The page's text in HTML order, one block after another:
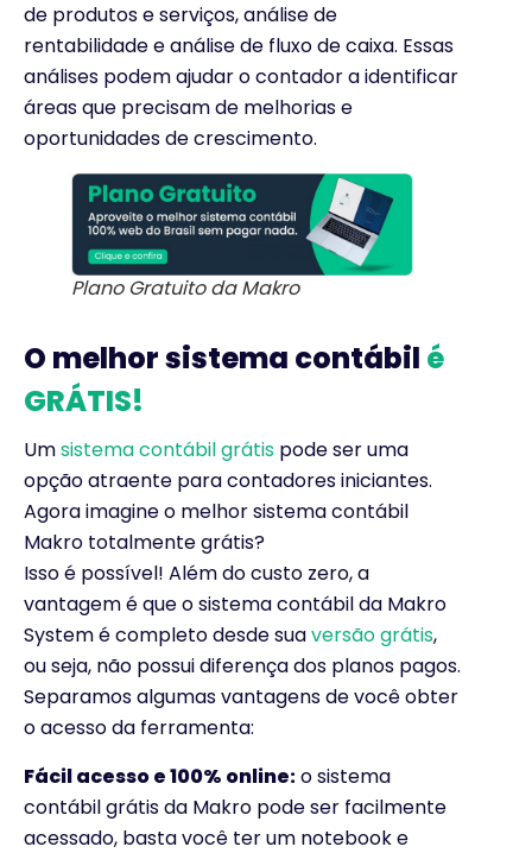
de produtos e serviços, análise de
rentabilidade e análise de fluxo de caixa. Essas
análises podem ajudar o contador a identificar
áreas que precisam de melhorias e
oportunidades de crescimento.
Plano Gratuito da Makro
O melhor sistema contábil é
GRÁTIS!
Umsistema contábil grátis pode ser uma
opção atraente para contadores iniciantes.
Agora imagine o melhor sistema contábil
Makro totalmente grátis?
Isso é possível! Além do custo zero, a
vantagem é que o sistema contábil da Makro
System é completo desde suaversão grátis,
ou seja, não possui diferença dos planos pagos.
Separamos algumas vantagens de você obter
o acesso da ferramenta:
Fácil acesso e 100% online:o sistema
contábil grátis da Makro pode ser facilmente
acessado, basta você ter um notebook e